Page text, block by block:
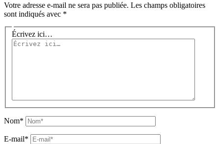
Votre adresse e-mail ne sera pas publiée. Les champs obligatoires
sont indiqués avec *
Écrivez ici…
Nom*
E-mail*